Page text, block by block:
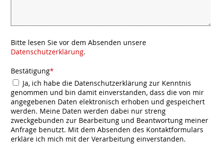
Bitte lesen Sie vor dem Absenden unsere
Datenschutzerklärung.
Bestätigung*
genommen und bin damit einverstanden, dass die von mir
angegebenen Daten elektronisch erhoben und gespeichert
werden. Meine Daten werden dabei nur streng
zweckgebunden zur Bearbeitung und Beantwortung meiner
Anfrage benutzt. Mit dem Absenden des Kontaktformulars
erkläre ich mich mit der Verarbeitung einverstanden.